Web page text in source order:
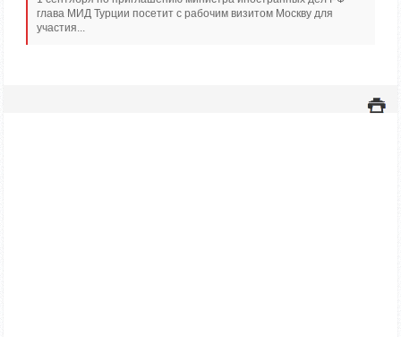
глава МИД Турции посетит с рабочим визитом Москву для
участия...